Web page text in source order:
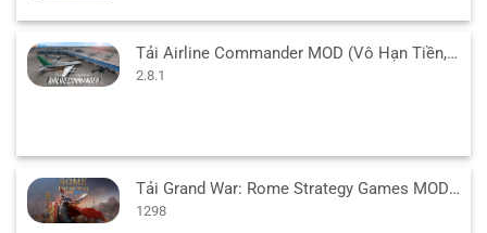
Tải Airline Commander MOD (Vô Hạn Tiền, Mở Khóa) 2.8.1 APK
2.8.1
Tải Grand War: Rome Strategy Games MOD (Vô Hạn Tiền) 1298 APK
1298